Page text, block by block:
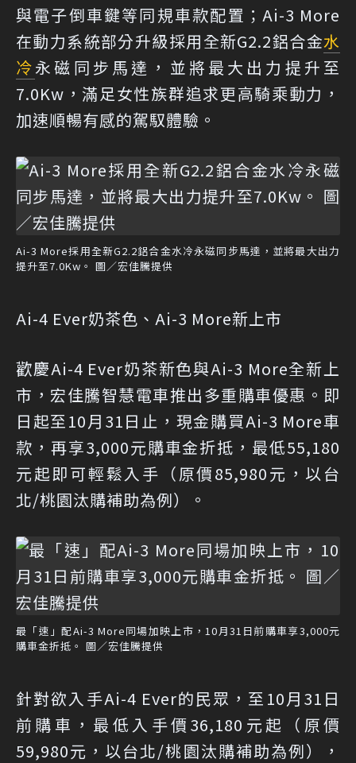
與電子倒車鍵等同規車款配置；Ai-3 More
在動力系統部分升級採用全新G2.2鋁合金水
冷永磁同步馬達，並將最大出力提升至
7.0Kw，滿足女性族群追求更高騎乘動力，
加速順暢有感的駕馭體驗。
Ai-3 More採用全新G2.2鋁合金水冷永磁同步馬達，並將最大出力
提升至7.0Kw。 圖／宏佳騰提供
Ai-4 Ever奶茶色、Ai-3 More新上市
歡慶Ai-4 Ever奶茶新色與Ai-3 More全新上
市，宏佳騰智慧電車推出多重購車優惠。即
日起至10月31日止，現金購買Ai-3 More車
款，再享3,000元購車金折抵，最低55,180
元起即可輕鬆入手（原價85,980元，以台
北/桃園汰購補助為例）。
最「速」配Ai-3 More同場加映上市，10月31日前購車享3,000元
購車金折抵。 圖／宏佳騰提供
針對欲入手Ai-4 Ever的民眾，至10月31日
前購車，最低入手價36,180元起（原價
59,980元，以台北/桃園汰購補助為例），